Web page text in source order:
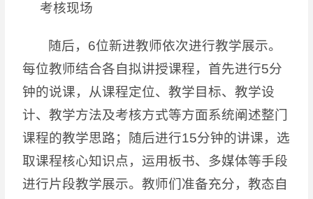
考核现场
随后，6位新进教师依次进行教学展示。
每位教师结合各自拟讲授课程，首先进行5分
钟的说课，从课程定位、教学目标、教学设
计、教学方法及考核方式等方面系统阐述整门
课程的教学思路；随后进行15分钟的讲课，选
取课程核心知识点，运用板书、多媒体等手段
进行片段教学展示。教师们准备充分，教态自